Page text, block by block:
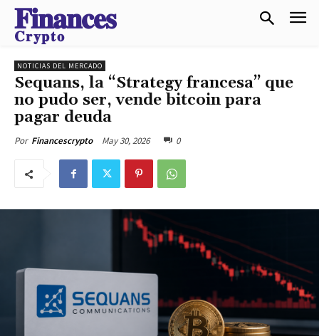
𝐅𝐢𝐧𝐚𝐧𝐜𝐞𝐬
𝐂𝐫𝐲𝐩𝐭𝐨
NOTICIAS DEL MERCADO
Sequans, la “Strategy francesa” que
no pudo ser, vende bitcoin para
pagar deuda
Por Financescrypto May 30, 2026 0